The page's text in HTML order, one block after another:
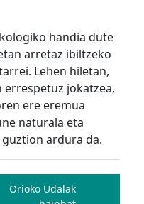
handia dute
arretaz ibiltzeko
Lehen hiletan,
jokatzea,
ere eremua
naturala eta
ardura da.
Orioko Udalak